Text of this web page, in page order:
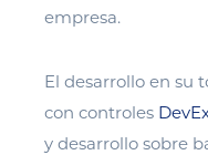
empresa.
El desarrollo en su
con controles
y desarrollo sobre